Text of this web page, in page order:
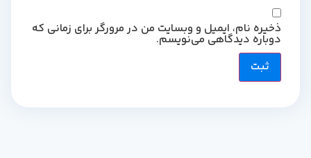
ذخیره نام، ایمیل و وبسایت من در مرورگر برای زمانی که
دوباره دیدگاهی می‌نویسم.